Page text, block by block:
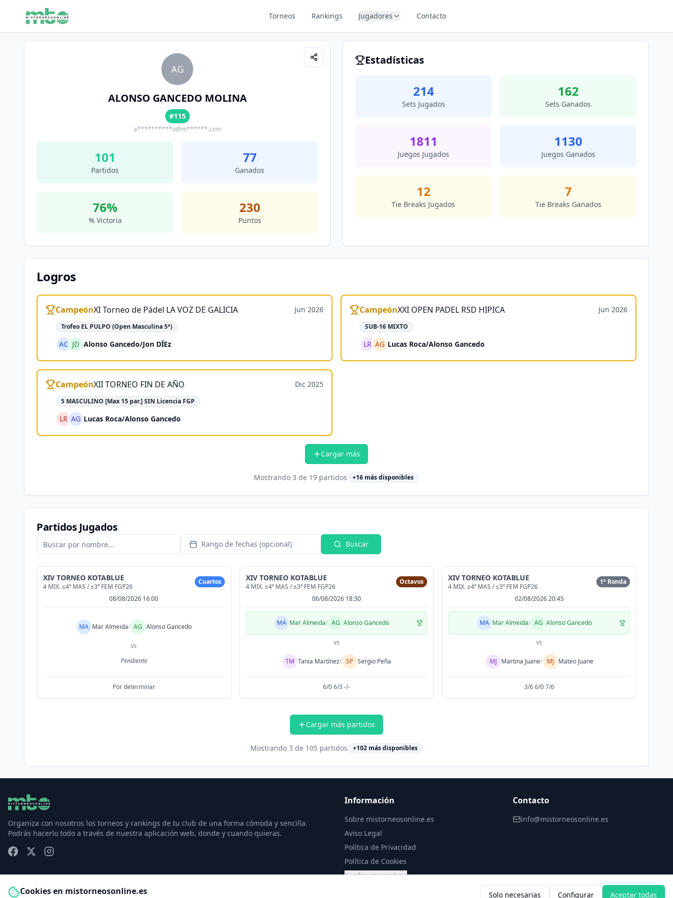
Cookies en mistorneosonline.es Solo necesarias Configurar Aceptar todas
Torneos Rankings Jugadores Contacto
AG
ALONSO GANCEDO MOLINA
#115
a**********o@m******.com
101
Partidos
77
Ganados
76%
% Victoria
230
Puntos
Estadísticas
214
Sets Jugados
162
Sets Ganados
1811
Juegos Jugados
1130
Juegos Ganados
12
Tie Breaks Jugados
7
Tie Breaks Ganados
Logros
CampeónXI Torneo de Pádel LA VOZ DE GALICIA Jun 2026
Trofeo EL PULPO (Open Masculina 5ª)
AG JD Alonso Gancedo/Jon DÍEz
CampeónXXI OPEN PADEL RSD HIPICA Jun 2026
SUB-16 MIXTO
LR AG Lucas Roca/Alonso Gancedo
CampeónXII TORNEO FIN DE AÑO Dic 2025
5 MASCULINO [Max 15 par.] SIN Licencia FGP
LR AG Lucas Roca/Alonso Gancedo
Cargar más
Mostrando 3 de 19 partidos +16 más disponibles
Partidos Jugados
Rango de fechas (opcional) Buscar
XIV TORNEO KOTABLUE
4 MIX. ≤4ª MAS / ≤3ª FEM FGP26
Cuartos
08/08/2026 16:00
MA Mar Almeida/ AG Alonso Gancedo
vs
Pendiente
Por determinar
XIV TORNEO KOTABLUE
4 MIX. ≤4ª MAS / ≤3ª FEM FGP26
Octavos
06/08/2026 18:30
MA Mar Almeida/ AG Alonso Gancedo
vs
TM Tania Martínez/ SP Sergio Peña
6/0 6/3 -/-
XIV TORNEO KOTABLUE
4 MIX. ≤4ª MAS / ≤3ª FEM FGP26
1ª Ronda
02/08/2026 20:45
MA Mar Almeida/ AG Alonso Gancedo
vs
MJ Martina Juane/ MJ Mateo Juane
3/6 6/0 7/6
Cargar más partidos
Mostrando 3 de 105 partidos +102más disponibles
Organiza con nosotros los torneos y rankings de tu club de una forma cómoda y sencilla.
Podrás hacerlo todo a través de nuestra aplicación web, donde y cuando quieras.
Información
Sobre mistorneosonline.es
Aviso Legal
Política de Privacidad
Política de Cookies
Configurar cookies
Contacto
info@mistorneosonline.es